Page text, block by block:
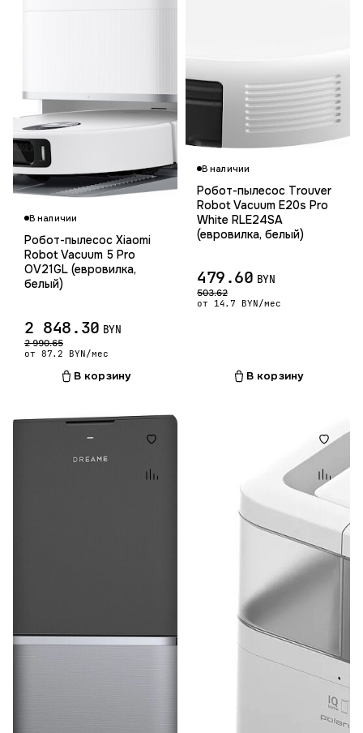
Гарантия 12 мес.
В наличии
Робот-пылесос Xiaomi
Robot Vacuum 5 Pro
OV21GL (евровилка,
белый)
2 848.30 BYN
2 990.65
от 87.2 BYN/мес
В корзину
В наличии
Робот-пылесос Trouver
Robot Vacuum E20s Pro
White RLE24SA
(евровилка, белый)
479.60 BYN
503.62
от 14.7 BYN/мес
В корзину